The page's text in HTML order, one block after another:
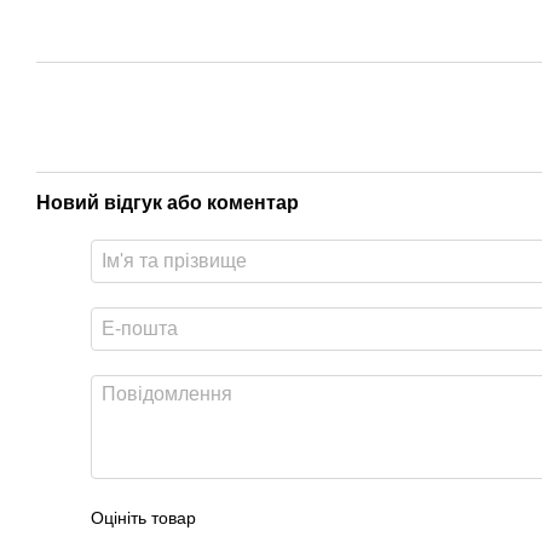
Новий відгук або коментар
Оцініть товар